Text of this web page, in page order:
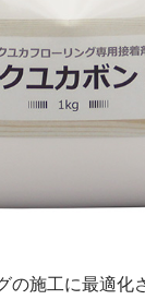
の施工に最適化